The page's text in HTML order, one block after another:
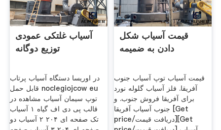
آسیاب غلتکی عمودی
توزیع دوگانه
در اوریسا دستگاه آسیاب پرتاب
قابل حمل noclegiojcow eu
توپ سیمان آسیاب مشاهده در
قالب پی دی اف گیاه ۱ آسیاب
تک صفحه ای ۲۰۴ ۲ آسیاب دو
قیمت آسیاب شکل
دادن به ضمیمه
قیمت آسیاب توپ آسیاب جنوب
آفریقا. فلز آسیاب گلوله نورد
برای آفریقا فروش جنوب. و
جنوب آسیاب آفریقا [Get
price/دریافت قیمت][Get